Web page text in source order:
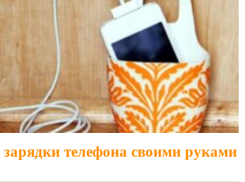
телефона своими руками